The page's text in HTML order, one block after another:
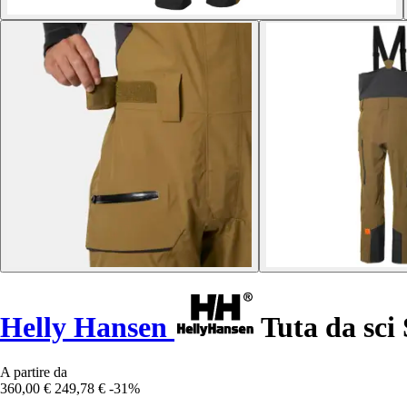
Helly Hansen Tuta da sci
A partire da
360,00 € 249,78 € -31%